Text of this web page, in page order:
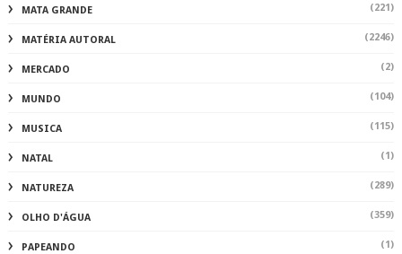
MATA GRANDE (221)
MATÉRIA AUTORAL (2246)
MERCADO (2)
MUNDO (104)
MUSICA (115)
NATAL (1)
NATUREZA (289)
OLHO D'ÁGUA (359)
PAPEANDO (1)